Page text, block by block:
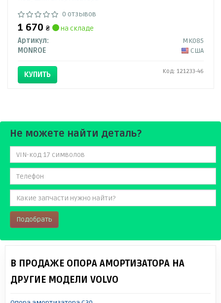
0 отзывов
1 670 ₴
на складе
Артикул:
MK085
MONROE
США
КУПИТЬ Код: 121233-46
Не можете найти деталь?
Подобрать
В ПРОДАЖЕ ОПОРА АМОРТИЗАТОРА НА
ДРУГИЕ МОДЕЛИ VOLVO